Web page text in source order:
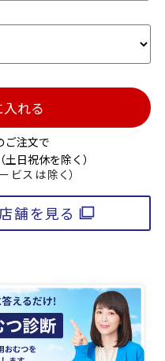
れる
ご注文で
日祝休を除く）
ビスは除く）
舗を見る